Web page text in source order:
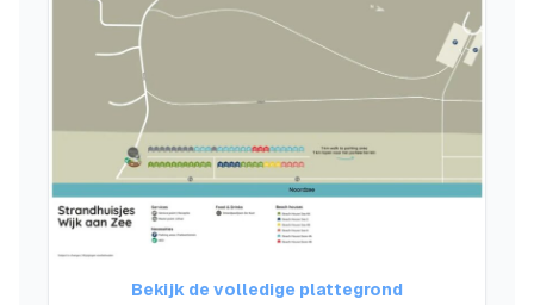
Bekijk de volledige plattegrond